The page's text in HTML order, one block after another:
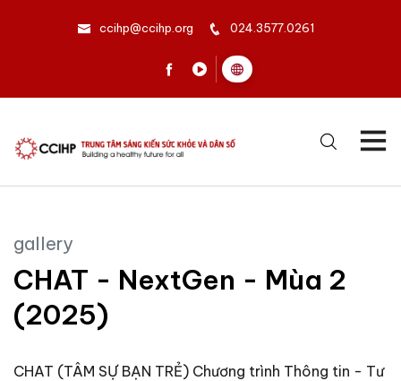
ccihp@ccihp.org 024.3577.0261
gallery
CHAT - NextGen - Mùa 2
(2025)
CHAT (TÂM SỰ BẠN TRẺ) Chương trình Thông tin - Tư